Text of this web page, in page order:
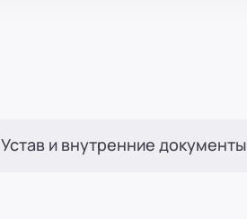
320)
Устав и внутренние документы